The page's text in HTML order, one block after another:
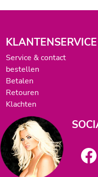
KLANTENSERVICE
Service & contact
bestellen
Betalen
Retouren
Klachten